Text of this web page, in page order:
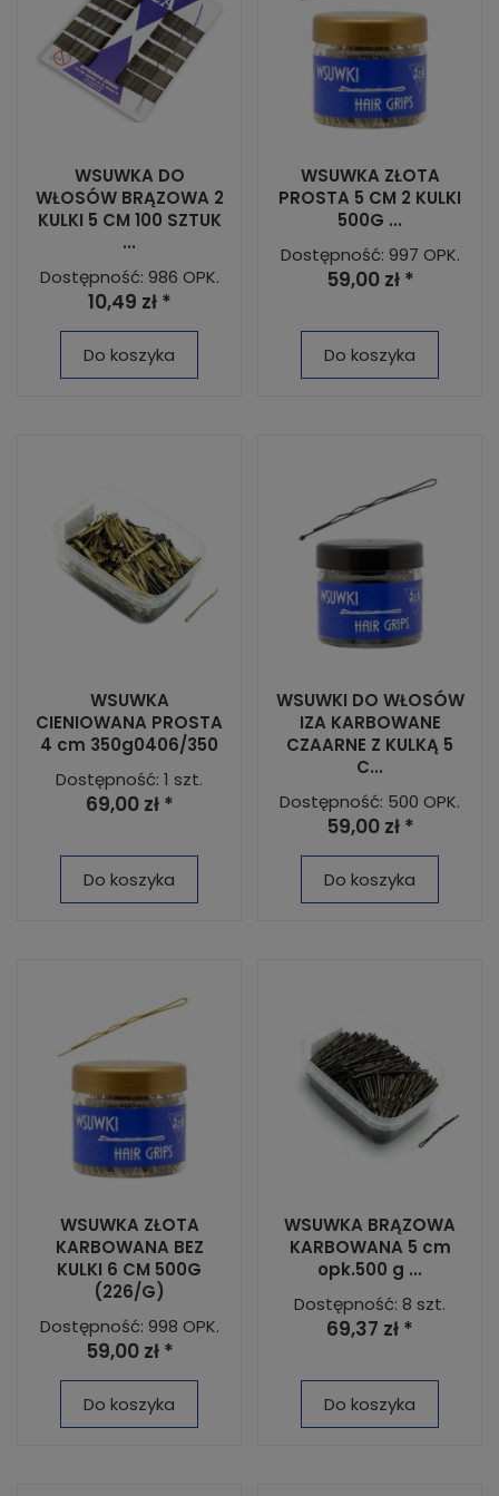
WSUWKA DO
WŁOSÓW BRĄZOWA 2
KULKI 5 CM 100 SZTUK
...
Dostępność: 986 OPK.
10,49 zł *
Do koszyka
WSUWKA ZŁOTA
PROSTA 5 CM 2 KULKI
500G ...
Dostępność: 997 OPK.
59,00 zł *
Do koszyka
WSUWKA
CIENIOWANA PROSTA
4 cm 350g0406/350
Dostępność: 1 szt.
69,00 zł *
Do koszyka
WSUWKI DO WŁOSÓW
IZA KARBOWANE
CZAARNE Z KULKĄ 5
C...
Dostępność: 500 OPK.
59,00 zł *
Do koszyka
WSUWKA ZŁOTA
KARBOWANA BEZ
KULKI 6 CM 500G
(226/G)
Dostępność: 998 OPK.
59,00 zł *
Do koszyka
WSUWKA BRĄZOWA
KARBOWANA 5 cm
opk.500 g ...
Dostępność: 8 szt.
69,37 zł *
Do koszyka